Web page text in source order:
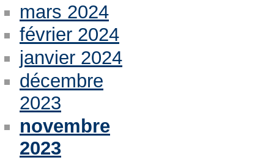
mars 2024
février 2024
janvier 2024
décembre
2023
novembre
2023